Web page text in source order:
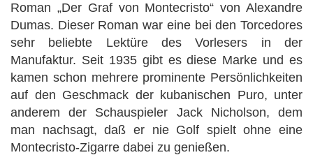
Roman „Der Graf von Montecristo“ von Alexandre
Dumas. Dieser Roman war eine bei den Torcedores
sehr beliebte Lektüre des Vorlesers in der
Manufaktur. Seit 1935 gibt es diese Marke und es
kamen schon mehrere prominente Persönlichkeiten
auf den Geschmack der kubanischen Puro, unter
anderem der Schauspieler Jack Nicholson, dem
man nachsagt, daß er nie Golf spielt ohne eine
Montecristo-Zigarre dabei zu genießen.